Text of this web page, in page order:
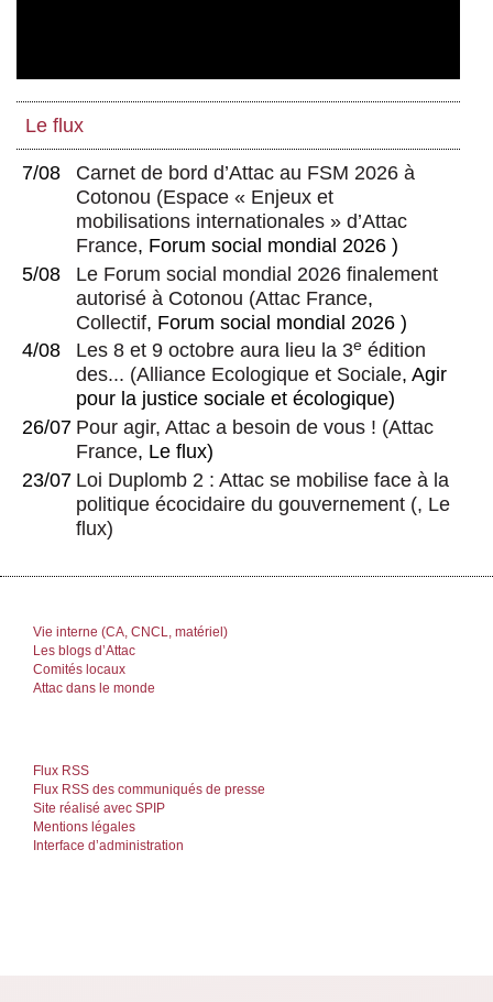
Le flux
7/08
Carnet de bord d’Attac au FSM 2026 à
Cotonou (Espace « Enjeux et
mobilisations internationales » d’Attac
France, Forum social mondial 2026 )
5/08
Le Forum social mondial 2026 finalement
autorisé à Cotonou (Attac France,
Collectif, Forum social mondial 2026 )
4/08
Les 8 et 9 octobre aura lieu la 3e édition
des... (Alliance Ecologique et Sociale, Agir
pour la justice sociale et écologique)
26/07 Pour agir, Attac a besoin de vous ! (Attac
France, Le flux)
23/07 Loi Duplomb 2 : Attac se mobilise face à la
politique écocidaire du gouvernement (, Le
flux)
Vie interne (CA, CNCL, matériel)
Les blogs d’Attac
Comités locaux
Attac dans le monde
Flux RSS
Flux RSS des communiqués de presse
Site réalisé avec SPIP
Mentions légales
Interface d’administration